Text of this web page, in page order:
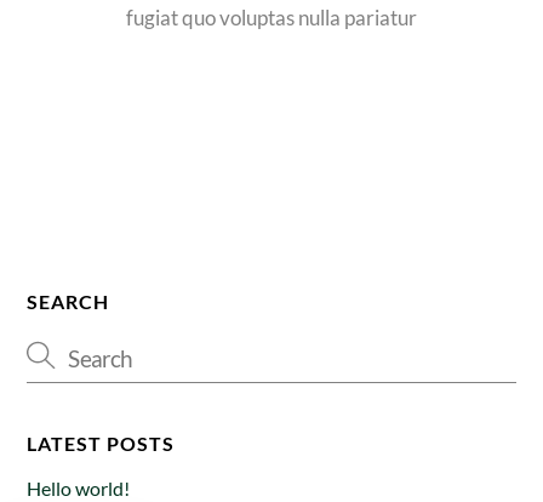
fugiat quo voluptas nulla pariatur
SEARCH
LATEST POSTS
Hello world!